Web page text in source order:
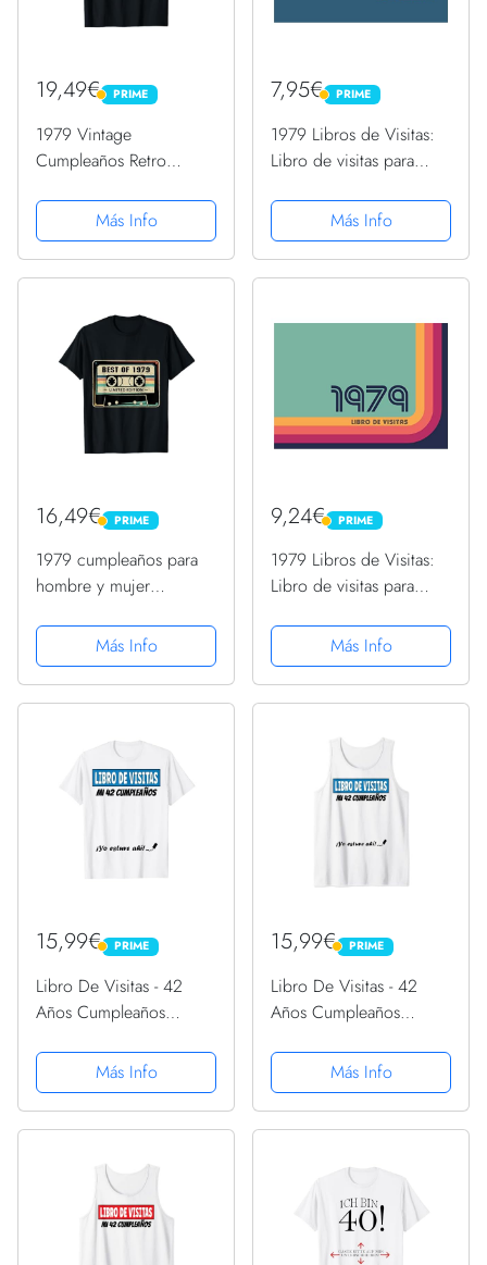
19,49€ PRIME
PRIME
1979 Vintage
Cumpleaños Retro
Hombres Mujer Regalo
Camiseta
Más Info
7,95€ PRIME
PRIME
1979 Libros de Visitas:
Libro de visitas para
de estilo retro para que
la familia y los amigos
inserten saludos y
Más Info
16,49€ PRIME
PRIME
1979 cumpleaños para
hombre y mujer
Más Info
9,24€ PRIME
PRIME
1979 Libros de Visitas:
Libro de visitas para
de estilo retro para que
la familia y los amigos
inserten saludos y
Más Info
15,99€ PRIME
PRIME
Libro De Visitas - 42
Años Cumpleaños
CamisetaMás Info
15,99€ PRIME
PRIME
Libro De Visitas - 42
Años Cumpleaños
Camiseta sin Mangas
Más Info